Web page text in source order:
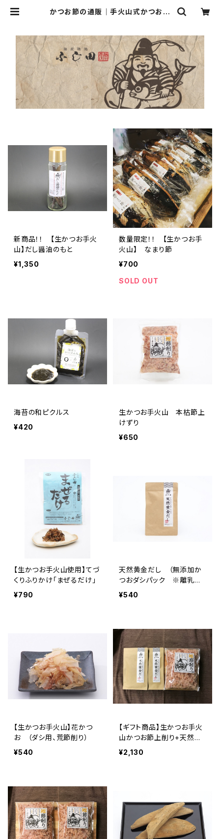
かつお節の通販｜手火山式かつお節
新商品！！ 【生かつお手火
山】だし醤油のもと
¥1,350
数量限定！！ 【生かつお手
火山】 なまり節
¥700
SOLD OUT
海苔の和ピクルス
¥420
生かつお手火山 本枯節上
けずり
¥650
【生かつお手火山使用】てづ
くりふりかけ「まぜるだけ」
¥790
天然黄金だし （無添加か
つおダシパック ※離乳食
に最適）
¥540
【生かつお手火山】花かつ
お （ダシ用、荒節削り）
¥540
【ギフト商品】生かつお手火
山かつお節上削り+天然黄
金ダシ２ヶ
¥2,130